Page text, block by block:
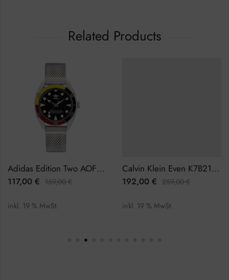
Related Products
Adidas Edition Two AOFH22502 Herrenuhr
117,00 € 159,00€
inkl. 19 % MwSt.
Calvin Klein Even K7B21121 Herrenuhr
192,00 € 259,00€
inkl. 19 % MwSt.